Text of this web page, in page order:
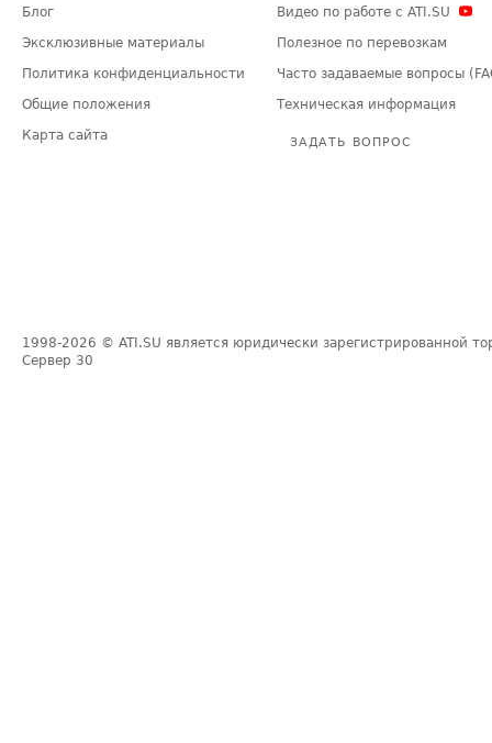
Блог
Эксклюзивные материалы
Политика конфиденциальности
Общие положения
Карта сайта
Видео по работе с ATI.SU
Полезное по перевозкам
Часто задаваемые вопросы
Техническая информация
ЗАДАТЬ ВОПРОС
1998-2026 © ATI.SU является юридически зарегистрированной
Сервер 30